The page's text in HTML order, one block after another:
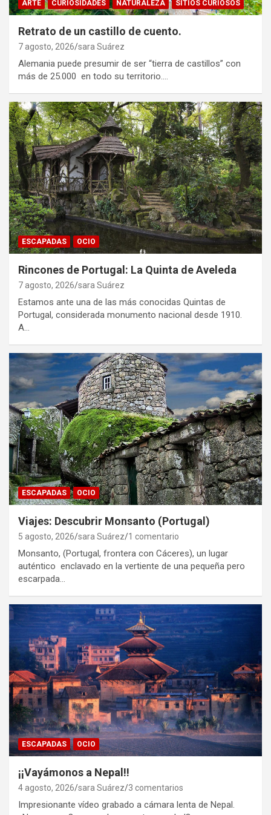
ARTE CURIOSIDADES NATURALEZA SITIOS CURIOSOS
Retrato de un castillo de cuento.
7 agosto, 2026 sara Suárez
Alemania puede presumir de ser “tierra de castillos” con
más de 25.000 en todo su territorio.…
ESCAPADAS OCIO
Rincones de Portugal: La Quinta de Aveleda
7 agosto, 2026 sara Suárez
Estamos ante una de las más conocidas Quintas de
Portugal, considerada monumento nacional desde 1910.
A…
ESCAPADAS OCIO
Viajes: Descubrir Monsanto (Portugal)
5 agosto, 2026 sara Suárez 1 comentario
Monsanto, (Portugal, frontera con Cáceres), un lugar
auténtico enclavado en la vertiente de una pequeña pero
escarpada…
ESCAPADAS OCIO
¡¡Vayámonos a Nepal!!
4 agosto, 2026 sara Suárez 3 comentarios
Impresionante vídeo grabado a cámara lenta de Nepal.